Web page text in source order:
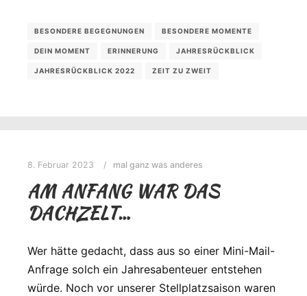
BESONDERE BEGEGNUNGEN BESONDERE MOMENTE
DEIN MOMENT ERINNERUNG JAHRESRÜCKBLICK
JAHRESRÜCKBLICK 2022 ZEIT ZU ZWEIT
8. Februar 2023 mal ganz was anderes
AM ANFANG WAR DAS
DACHZELT…
Wer hätte gedacht, dass aus so einer Mini-Mail-
Anfrage solch ein Jahresabenteuer entstehen
würde. Noch vor unserer Stellplatzsaison waren